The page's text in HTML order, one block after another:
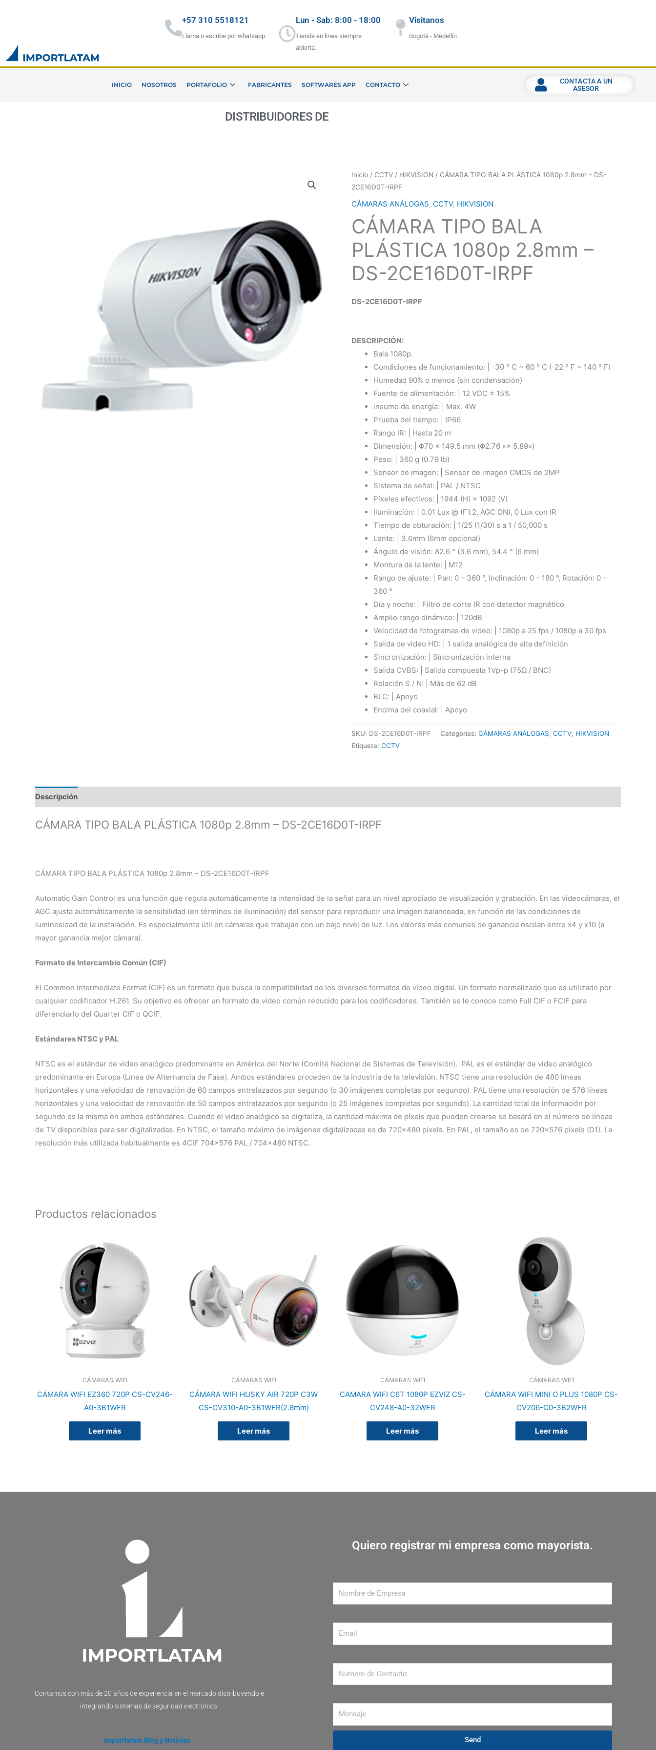
+57 310 5518121
Llama o escribe por whatsapp
Lun - Sab: 8:00 - 18:00
Tienda en linea siempre
abierta.
Visitanos
Bogotá - Medellín
INICIO NOSOTROS PORTAFOLIO FABRICANTES SOFTWARES APP CONTACTO
CONTACTA A UN
ASESOR
DISTRIBUIDORES DESE
Inicio / CCTV / HIKVISION / CÁMARA TIPO BALA PLÁSTICA 1080p 2.8mm – DS-
2CE16D0T-IRPF
CÁMARAS ANÁLOGAS, CCTV, HIKVISION
CÁMARA TIPO BALA
PLÁSTICA 1080p 2.8mm –
DS-2CE16D0T-IRPF
DS-2CE16D0T-IRPF
DESCRIPCIÓN:
Bala 1080p.
Condiciones de funcionamiento: | -30 ° C ~ 60 ° C (-22 ° F ~ 140 ° F)
Humedad 90% o menos (sin condensación)
Fuente de alimentación: | 12 VDC ± 15%
insumo de energía: | Max. 4W
Prueba del tiempo: | IP66
Rango IR: | Hasta 20 m
Dimensión: | Φ70 × 149.5 mm (Φ2.76 «× 5.89»)
Peso: | 360 g (0.79 lb)
Sensor de imagen: | Sensor de imagen CMOS de 2MP
Sistema de señal: | PAL / NTSC
Píxeles efectivos: | 1944 (H) × 1092 (V)
Iluminación: | 0.01 Lux @ (F1.2, AGC ON), 0 Lux con IR
Tiempo de obturación: | 1/25 (1/30) s a 1 / 50,000 s
Lente: | 3.6mm (6mm opcional)
Ángulo de visión: 82.6 ° (3.6 mm), 54.4 ° (6 mm)
Montura de la lente: | M12
Rango de ajuste: | Pan: 0 – 360 °, Inclinación: 0 – 180 °, Rotación: 0 –
360 °
Día y noche: | Filtro de corte IR con detector magnético
Amplio rango dinámico: | 120dB
Velocidad de fotogramas de video: | 1080p a 25 fps / 1080p a 30 fps
Salida de video HD: | 1 salida analógica de alta definición
Sincronización: | Sincronización interna
Salida CVBS: | Salida compuesta 1Vp-p (75Ω / BNC)
Relación S / N: | Más de 62 dB
BLC: | Apoyo
Encima del coaxial: | Apoyo
SKU: DS-2CE16D0T-IRPF Categorías: CÁMARAS ANÁLOGAS, CCTV, HIKVISION
Etiqueta: CCTV
Descripción
CÁMARA TIPO BALA PLÁSTICA 1080p 2.8mm – DS-2CE16D0T-IRPF
CÁMARA TIPO BALA PLÁSTICA 1080p 2.8mm – DS-2CE16D0T-IRPF
Automatic Gain Control es una función que regula automáticamente la intensidad de la señal para un nivel apropiado de visualización y grabación. En las videocámaras, el
AGC ajusta automáticamente la sensibilidad (en términos de iluminación) del sensor para reproducir una imagen balanceada, en función de las condiciones de
luminosidad de la instalación. Es especialmente útil en cámaras que trabajan con un bajo nivel de luz. Los valores más comunes de ganancia oscilan entre x4 y x10 (a
mayor ganancia mejor cámara).
Formato de Intercambio Común (CIF)
El Common Intermediate Format (CIF) es un formato que busca la compatibilidad de los diversos formatos de vídeo digital. Un formato normalizado que es utilizado por
cualquier codificador H.261. Su objetivo es ofrecer un formato de vídeo común reducido para los codificadores. También se le conoce como Full CIF o FCIF para
diferenciarlo del Quarter CIF o QCIF.
Estándares NTSC y PAL
NTSC es el estándar de video analógico predominante en América del Norte (Comité Nacional de Sistemas de Televisión). PAL es el estándar de video analógico
predominante en Europa (Línea de Alternancia de Fase). Ambos estándares proceden de la industria de la televisión. NTSC tiene una resolución de 480 líneas
horizontales y una velocidad de renovación de 60 campos entrelazados por segundo (o 30 imágenes completas por segundo). PAL tiene una resolución de 576 líneas
horizontales y una velocidad de renovación de 50 campos entrelazados por segundo (o 25 imágenes completas por segundo). La cantidad total de información por
segundo es la misma en ambos estándares. Cuando el video analógico se digitaliza, la cantidad máxima de píxels que pueden crearse se basará en el número de líneas
de TV disponibles para ser digitalizadas. En NTSC, el tamaño máximo de imágenes digitalizadas es de 720×480 píxels. En PAL, el tamaño es de 720×576 píxels (D1). La
resolución más utilizada habitualmente es 4CIF 704×576 PAL / 704×480 NTSC.
Productos relacionados
CÁMARAS WIFI
CÁMARA WIFI EZ360 720P CS-CV246-
A0-3B1WFR
Leer más
CÁMARAS WIFI
CÁMARA WIFI HUSKY AIR 720P C3W
CS-CV310-A0-3B1WFR(2.8mm)
Leer más
CÁMARAS WIFI
CAMARA WIFI C6T 1080P EZVIZ CS-
CV248-A0-32WFR
Leer más
CÁMARAS WIFI
CÁMARA WIFI MINI O PLUS 1080P CS-
CV206-C0-3B2WFR
Leer más
Contamos con más de 20 años de experiencia en el mercado distribuyendo e
integrando sistemas de seguridad electrónica.
Importlatam Blog y Noticias
Quiero registrar mi empresa como mayorista.
Send